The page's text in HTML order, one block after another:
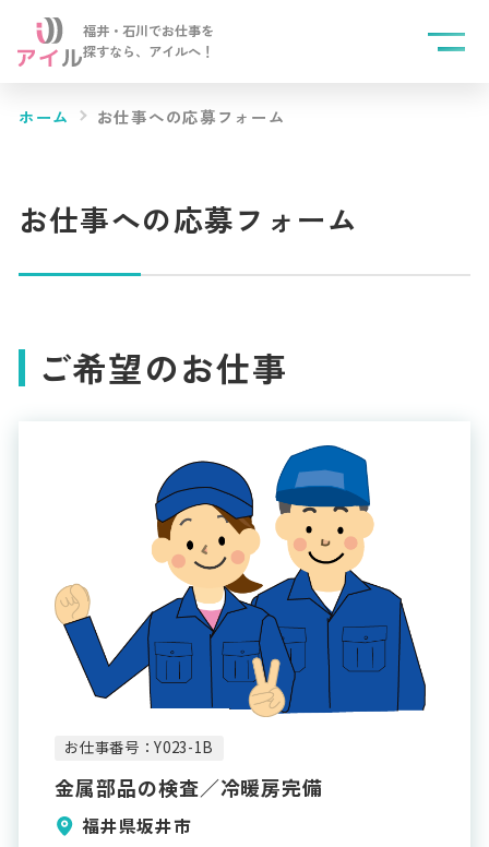
福井・石川でお仕事を
探すなら、 アイルへ！
ホーム お仕事への応募フォーム
お仕事への応募フォーム
ご希望のお仕事
お仕事番号：Y023-1B
金属部品の検査／冷暖房完備
福井県坂井市